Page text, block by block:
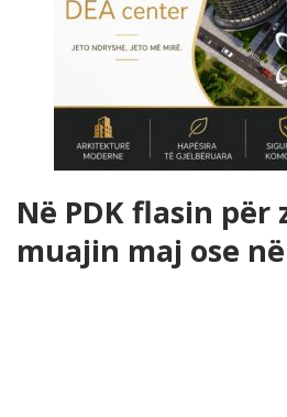
Në PDK flasin për
muajin maj ose